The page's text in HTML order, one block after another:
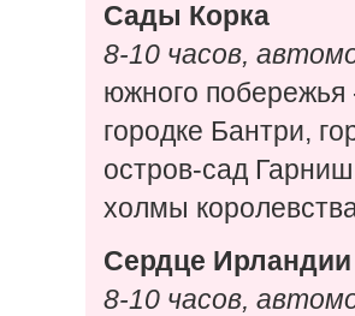
Сады Корка
8-10 часов,
южного
городке Бантри,
остров-сад
холмы
Сердце Ирландии
8-10 часов,